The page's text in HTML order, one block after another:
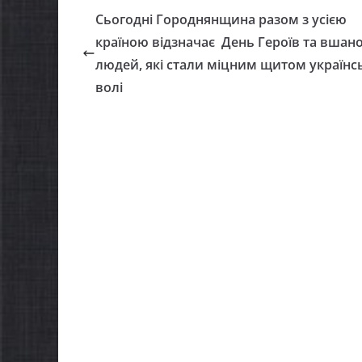
Сьогодні Городнянщина разом з усією
країною відзначає День Героїв та
людей, які стали міцним щитом
волі
gormr
Як
товари,